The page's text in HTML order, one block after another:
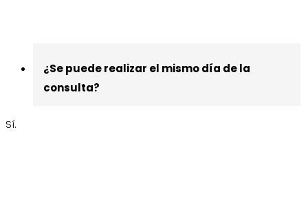
¿Se puede realizar el mismo día de la
consulta?
Sí.